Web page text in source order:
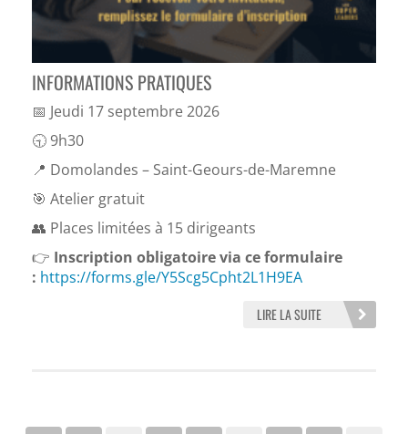
INFORMATIONS PRATIQUES
📅 Jeudi 17 septembre 2026
🕤 9h30
📍 Domolandes – Saint-Geours-de-Maremne
🎯 Atelier gratuit
👥 Places limitées à 15 dirigeants
👉 Inscription obligatoire via ce formulaire
: https://forms.gle/Y5Scg5Cpht2L1H9EA
LIRE LA SUITE